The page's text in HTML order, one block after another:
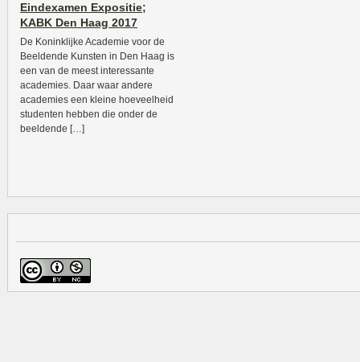
Eindexamen Expositie;
KABK Den Haag 2017
De Koninklijke Academie voor de
Beeldende Kunsten in Den Haag is
een van de meest interessante
academies. Daar waar andere
academies een kleine hoeveelheid
studenten hebben die onder de
beeldende […]